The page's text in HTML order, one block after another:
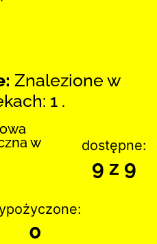
Znalezione w
1 .
w
dostępne:
9 z 9
0